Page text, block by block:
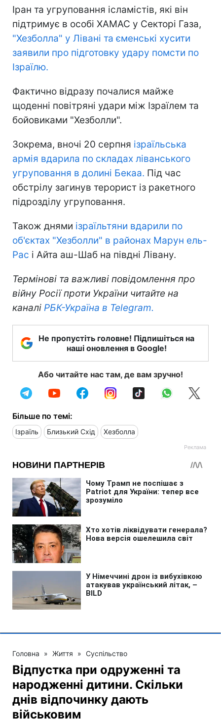
Іран та угруповання ісламістів, які він
підтримує в особі ХАМАС у Секторі Газа,
"Хезболла" у Лівані та єменські хусити
заявили про підготовку удару помсти по
Ізраїлю.
Фактично відразу почалися майже
щоденні повітряні удари між Ізраїлем та
бойовиками "Хезболли".
Зокрема, вночі 20 серпня ізраїльська
армія вдарила по складах ліванського
угруповання в долині Бекаа. Під час
обстрілу загинув терорист із ракетного
підрозділу угруповання.
Також днями ізраїльтяни вдарили по
об'єктах "Хезболли" в районах Марун ель-
Рас і Айта аш-Шаб на півдні Лівану.
Термінові та важливі повідомлення про
війну Росії проти України читайте на
каналі РБК-Україна в Telegram.
Не пропустіть головне! Підпишіться на
наші оновлення в Google!
Або читайте нас там, де вам зручно!
Більше по темі:
Ізраїль Близький Схід Хезболла
Головна » Життя » Суспільство
Відпустка при одруженні та
народженні дитини. Скільки
днів відпочинку дають
військовим